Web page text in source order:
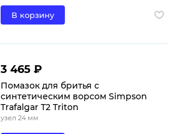
В корзину
3 465 ₽
Помазок для бритья с
синтетическим ворсом Simpson
Trafalgar T2 Triton
узел 24 мм